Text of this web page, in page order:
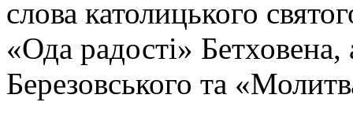
слова католицького
«Ода радості»
Березовського та